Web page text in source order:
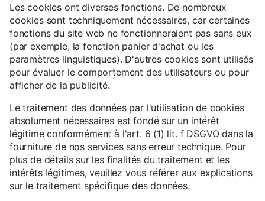
Les cookies ont diverses fonctions. De nombreux
cookies sont techniquement nécessaires, car certaines
fonctions du site web ne fonctionneraient pas sans eux
(par exemple, la fonction panier d'achat ou les
paramètres linguistiques). D'autres cookies sont utilisés
pour évaluer le comportement des utilisateurs ou pour
afficher de la publicité.
Le traitement des données par l'utilisation de cookies
absolument nécessaires est fondé sur un intérêt
légitime conformément à l'art. 6 (1) lit. f DSGVO dans la
fourniture de nos services sans erreur technique. Pour
plus de détails sur les finalités du traitement et les
intérêts légitimes, veuillez vous référer aux explications
sur le traitement spécifique des données.